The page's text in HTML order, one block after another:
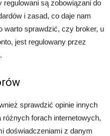
są zobowiązani do
i zasad, co daje nam
warto sprawdzić, czy broker, u
jest regulowany przez
sprawdzić opinie innych
forach internetowych,
doświadczeniami z danym